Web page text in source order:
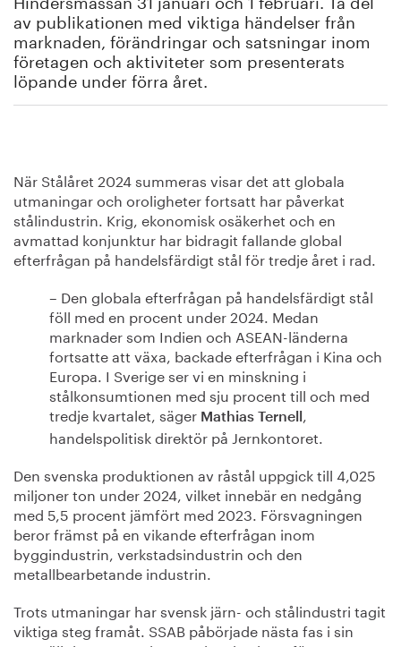
Bildbank
Om oss
av publikationen med viktiga händelser från
marknaden, förändringar och satsningar inom
företagen och aktiviteter som presenterats
löpande under förra året.
När Stålåret 2024 summeras visar det att globala
utmaningar och oroligheter fortsatt har påverkat
stålindustrin. Krig, ekonomisk osäkerhet och en
avmattad konjunktur har bidragit fallande global
efterfrågan på handelsfärdigt stål för tredje året i rad.
– Den globala efterfrågan på handelsfärdigt stål
föll med en procent under 2024. Medan
marknader som Indien och ASEAN-länderna
fortsatte att växa, backade efterfrågan i Kina och
Europa. I Sverige ser vi en minskning i
stålkonsumtionen med sju procent till och med
tredje kvartalet, säger Mathias Ternell
,
handelspolitisk direktör på Jernkontoret.
Den svenska produktionen av råstål uppgick till 4,025
miljoner ton under 2024, vilket innebär en nedgång
med 5,5 procent jämfört med 2023. Försvagningen
beror främst på en vikande efterfrågan inom
byggindustrin, verkstadsindustrin och den
metallbearbetande industrin.
Trots utmaningar har svensk järn- och stålindustri tagit
viktiga steg framåt. SSAB påbörjade nästa fas i sin